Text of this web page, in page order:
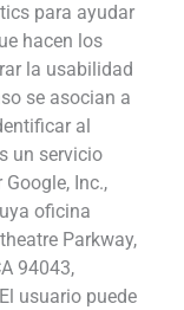
para ayudar
hacen los
la usabilidad
se asocian a
al
un servicio
Inc.,
oficina
Parkway,
94043,
usuario puede